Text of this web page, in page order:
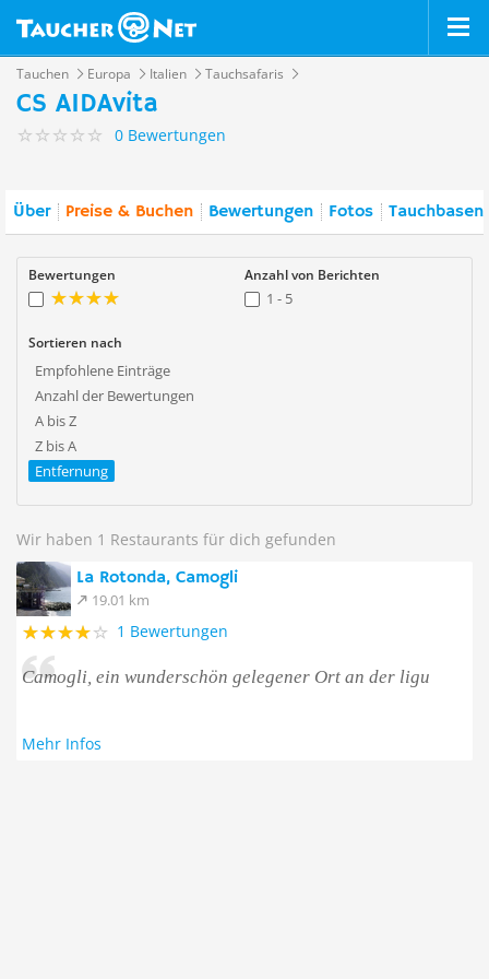
Tauchen Europa Italien Tauchsafaris
CS AIDAvita
0 Bewertungen
Über Preise & Buchen Bewertungen Fotos
Bewertungen Anzahl von Berichten
1 - 5
Sortieren nach
Empfohlene Einträge
Anzahl der Bewertungen
A bis Z
Z bis A
Entfernung
Wir haben 1 Restaurants für dich gefunden
La Rotonda, Camogli
19.01 km
1 Bewertungen
Camogli, ein wunderschön gelegener Ort an der ligu
Mehr Infos